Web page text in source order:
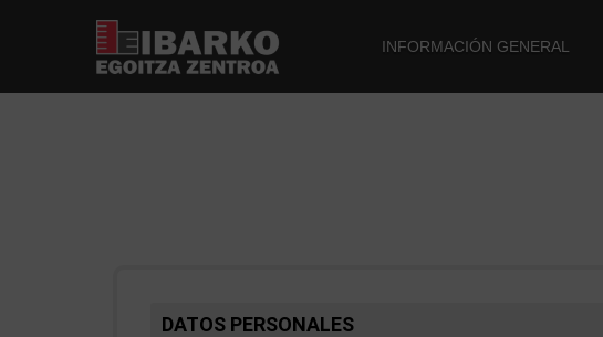
INFORMACIÓN GENERAL
DATOS PERSONALES